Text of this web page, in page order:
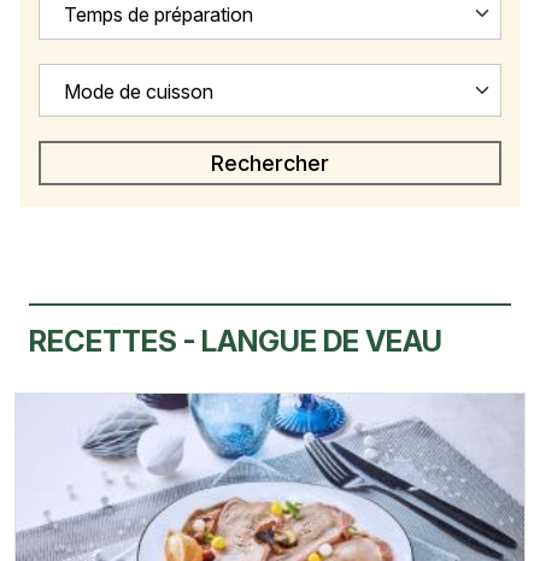
Temps de préparation
Mode de cuisson
RECETTES - LANGUE DE VEAU